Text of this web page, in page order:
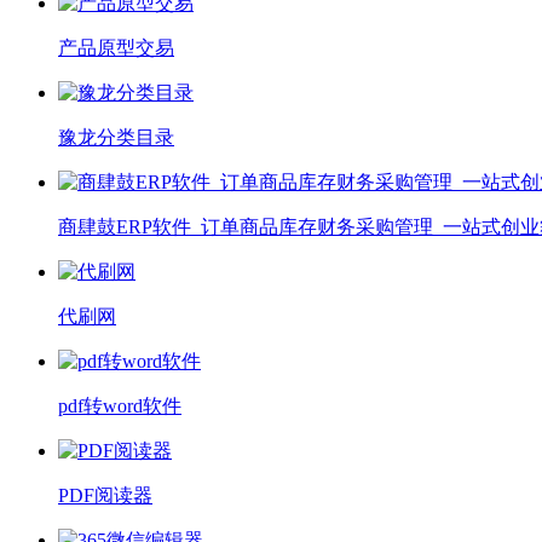
产品原型交易
豫龙分类目录
商肆鼓ERP软件_订单商品库存财务采购管理_一站式创
代刷网
pdf转word软件
PDF阅读器